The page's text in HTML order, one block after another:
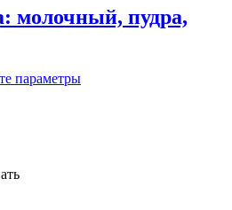
молочный, пудра,
параметрыЭтот